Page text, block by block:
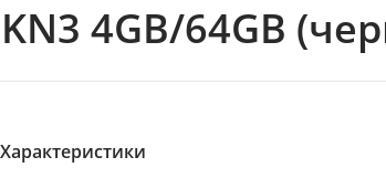
4GB/64GB
Характеристики